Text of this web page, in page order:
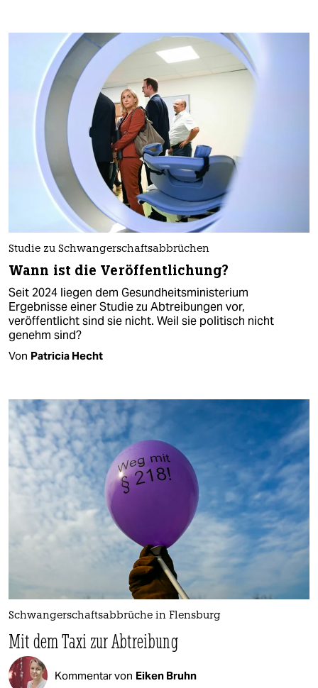
Studie zu Schwangerschaftsabbrüchen
Wann ist die Veröffentlichung?
Seit 2024 liegen dem Gesundheitsministerium
Ergebnisse einer Studie zu Abtreibungen vor,
veröffentlicht sind sie nicht. Weil sie politisch nicht
genehm sind?
Von Patricia Hecht
Schwangerschaftsabbrüche in Flensburg
Mit dem Taxi zur Abtreibung
Kommentar von Eiken Bruhn